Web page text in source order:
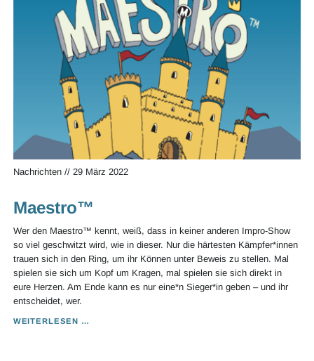
Nachrichten// 29 März 2022
Maestro™
Wer den Maestro™ kennt, weiß, dass in keiner anderen Impro-Show
so viel geschwitzt wird, wie in dieser. Nur die härtesten Kämpfer*innen
trauen sich in den Ring, um ihr Können unter Beweis zu stellen. Mal
spielen sie sich um Kopf um Kragen, mal spielen sie sich direkt in
eure Herzen. Am Ende kann es nur eine*n Sieger*in geben – und ihr
entscheidet, wer.
WEITERLESEN …